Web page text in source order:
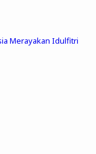
Merayakan Idulfitri